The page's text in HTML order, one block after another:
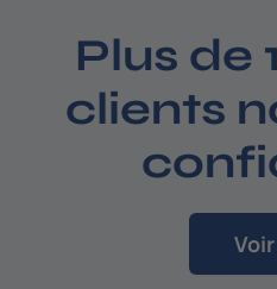
0
€
Plus de
clients